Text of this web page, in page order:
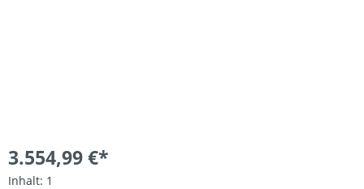
3.554,99 €*
Inhalt: 1